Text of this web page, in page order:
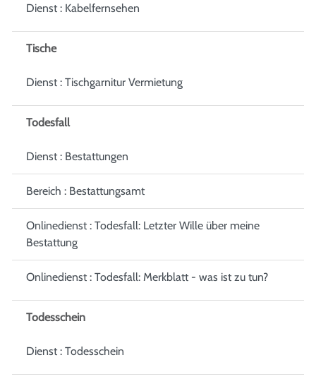
Dienst : Kabelfernsehen
Tische
Dienst : Tischgarnitur Vermietung
Todesfall
Dienst : Bestattungen
Bereich : Bestattungsamt
Onlinedienst : Todesfall: Letzter Wille über meine
Bestattung
Onlinedienst : Todesfall: Merkblatt - was ist zu tun?
Todesschein
Dienst : Todesschein